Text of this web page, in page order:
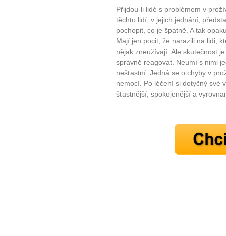
Jak mít více energie
Jak vnést do života
Jak být šťastnější
Přijdou-li lidé s problémem v
těchto lidí, v jejich jednání,
pochopit, co je špatně. A tak
Mají jen pocit, že narazili na lidi,
nějak zneužívají. Ale skutečnost
správně reagovat. Neumí s nimi
nešťastní. Jedná se o chyby v
nemocí. Po léčení si dotyčný své
šťastnější, spokojenější a